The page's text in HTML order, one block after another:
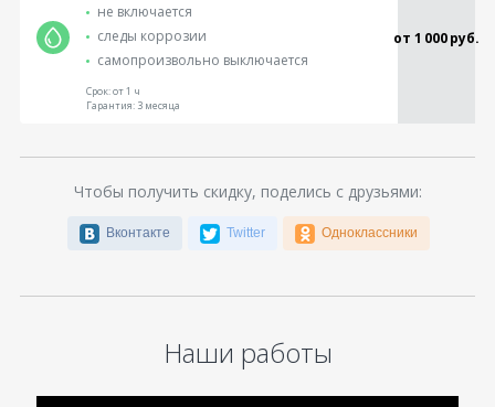
не включается
следы коррозии
самопроизвольно выключается
от 1 000 руб.
Срок:от 1 ч
Гарантия:3 месяца
Чтобы получить скидку, поделись с друзьями:
Вконтакте Twitter Одноклассники
Наши работы